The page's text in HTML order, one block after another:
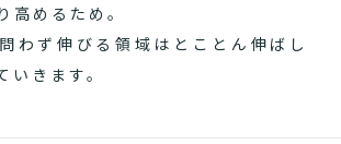
高めるため。
わず伸びる領域はとことん伸ばし
いきます。